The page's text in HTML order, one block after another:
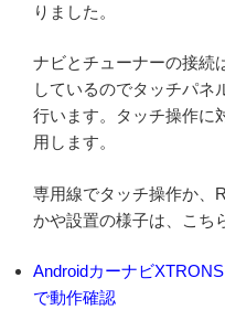
りました。
ナビとチューナーの接続
しているのでタッチパネ
行います。タッチ操作に
用します。
専用線でタッチ操作か、
かや設置の様子は、こち
Androidカーナビ
で動作確認